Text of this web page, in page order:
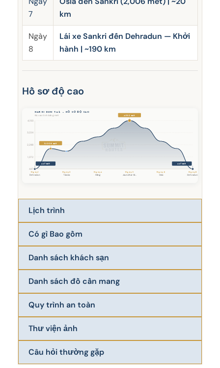
7
km
Ngày
8
Lái xe Sankri đến Dehradun — Khởi
hành | ~190 km
Hồ sơ độ cao
HAR KI DUN Trek — HỒ SƠ ĐỘ CAO
Độ cao tính bằng mét
447
1,372
2,298
3,224
4,150
447 mét
2.006 mét
4.150 mét
447 mét
Ngày 1
Dehradun
Ngày 3
Taluka
Ngày 4
Hằng
Ngày 5
Jaundhar Gl...
Ngày 6
Osla
Ngày 8
Dehradun
Lịch trình
Có gì Bao gồm
Danh sách khách sạn
Danh sách đồ cần mang
Quy trình an toàn
Thư viện ảnh
Câu hỏi thường gặp